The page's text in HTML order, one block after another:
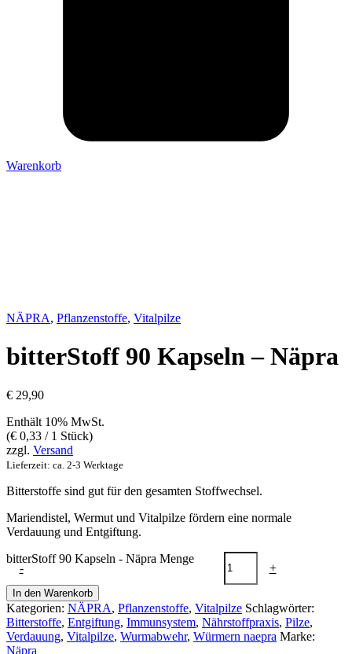
Warenkorb
NÄPRA, Pflanzenstoffe, Vitalpilze
bitterStoff 90 Kapseln – Näpra
€ 29,90
Enthält 10% MwSt.
(€ 0,33 / 1 Stück)
zzgl. Versand
Lieferzeit: ca. 2-3 Werktage
Bitterstoffe sind gut für den gesamten Stoffwechsel.
Mariendistel, Wermut und Vitalpilze fördern eine normale
Verdauung und Entgiftung.
-
bitterStoff 90 Kapseln - Näpra Menge
+
In den Warenkorb
Kategorien: NÄPRA, Pflanzenstoffe, Vitalpilze Schlagwörter:
Bitterstoffe, Entgiftung, Immunsystem, Nährstoffpraxis, Pilze,
Verdauung, Vitalpilze, Wurmabwehr, Würmern naepra Marke:
Näpra